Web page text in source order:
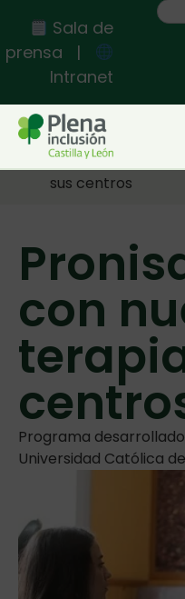
Sala de
prensa |
Intranet
Inicio >> Pronisa
sus centros
con
Programa
Universidad Católica